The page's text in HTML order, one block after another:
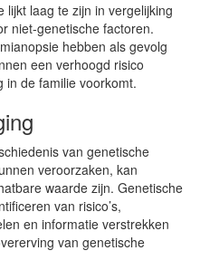
lijkt laag te zijn in vergelijking
niet-genetische factoren.
hebben als gevolg
een verhoogd risico
in de familie voorkomt.
van genetische
veroorzaken, kan
waarde zijn. Genetische
van risico’s,
en informatie verstrekken
van genetische